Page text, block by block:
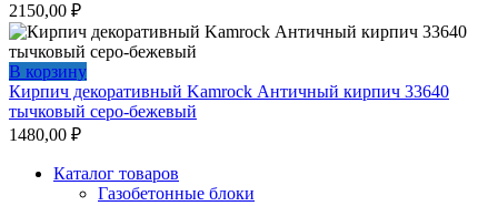
2150,00 ₽
В корзину
Кирпич декоративный Kamrock Античный кирпич 33640
тычковый серо-бежевый
1480,00 ₽
Каталог товаров
Газобетонные блоки